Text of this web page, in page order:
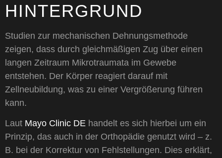
HINTERGRUND
Studien zur mechanischen Dehnungsmethode
zeigen, dass durch gleichmäßigen Zug über einen
langen Zeitraum Mikrotraumata im Gewebe
entstehen. Der Körper reagiert darauf mit
Zellneubildung, was zu einer Vergrößerung führen
kann.
Laut Mayo Clinic DE handelt es sich hierbei um ein
Prinzip, das auch in der Orthopädie genutzt wird – z.
B. bei der Korrektur von Fehlstellungen. Dies erklärt,